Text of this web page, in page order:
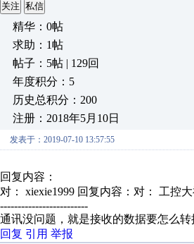
关注 私信
精华：0帖
求助：1帖
帖子：5帖 | 129回
年度积分：5
历史总积分：200
注册：2018年5月10日
发表于：2019-07-10 13:57:55
回复内容：
对： xiexie1999 回复内容：对： 工控
-------------------------
通讯没问题，就是接收的数据要怎么转
回复 引用 举报